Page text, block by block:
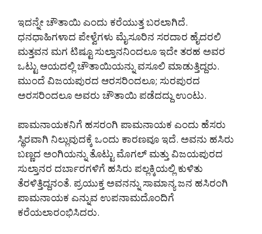
ಇದನ್ನೇ ಚೌತಾಯಿ ಎಂದು ಕರೆಯುತ್ತ ಬರಲಾಗಿದೆ.
ಧನಧಾಹಿಗಳಾದ ಪೇಳ್ವೆಗಳು ಮೈಸೂರಿನ ಸರದಾರ ಹೈದರಲಿ
ಮತ್ತವನ ಮಗ ಟಿಷ್ಟೂ ಸುಲ್ತಾನನಿಂದಲೂ ಇದೇ ತರಹ ಅವರ
ಒಟ್ಟು ಆಯದಲ್ಲಿ ಚೌತಾಯಿಯನ್ನು ವಸೂಲಿ ಮಾಡುತ್ತಿದ್ದರು.
ಮುಂದೆ ವಿಜಯಪುರದ ಆರಸರಿಂದಲೂ; ಸುರಪುರದ
ಅರಸರಿಂದಲೂ ಅವರು ಚೌತಾಯಿ ಪಡೆದದ್ದು ಉಂಟು.
ಪಾಮನಾಯಕನಿಗೆ ಹಸರಂಗಿ ಪಾಮನಾಯಕ ಎಂದು ಹೆಸರು
ಸ್ಥಿರವಾಗಿ ನಿಲ್ಲುವುದಕ್ಕೆ ಒಂದು ಕಾರಣವೂ ಇದೆ. ಅವನು ಹಸಿರು
ಬಣ್ಣದ ಅಂಗಿಯನ್ನು ತೊಟ್ಟು ಮೊಗಲ್ ಮತ್ತು ವಿಜಯಪುರದ
ಸುಲ್ತಾನರ ದರ್ಬಾರಗಳಿಗೆ ಹಸಿರು ಪಲ್ಲಕ್ಕಿಯಲ್ಲಿ ಕುಳಿತು
ತೆರಳಿತ್ತಿದ್ದನಂತೆ. ಪ್ರಯುಕ್ತ ಅವನನ್ನು ಸಾಮಾನ್ಯ ಜನ ಹಸಿರಂಗಿ
ಪಾಮನಾಯಕ ಎನ್ನುವ ಉಪನಾಮದೊಂದಿಗೆ
ಕರೆಯಲಾರಂಭಿಸಿದರು.